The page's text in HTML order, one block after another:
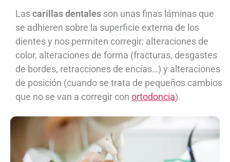
Lascarillas dentales son unas finas láminas que
se adhieren sobre la superficie externa de los
dientes y nos permiten corregir: alteraciones de
color, alteraciones de forma (fracturas, desgastes
de bordes, retracciones de encías…) y alteraciones
de posición (cuando se trata de pequeños cambios
que no se van a corregir con ortodoncia).